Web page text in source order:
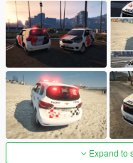
Expand to